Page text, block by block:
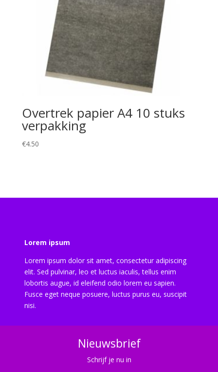
Overtrek papier A4 10 stuks
verpakking
€4.50
Lorem ipsum
Lorem ipsum dolor sit amet, consectetur adipiscing
elit. Sed pulvinar, leo et luctus iaculis, tellus enim
lobortis augue, id eleifend odio lorem eu sapien.
Fusce eget neque posuere, luctus purus eu, suscipit
nisi.
Nieuwsbrief
Schrijf je nu in